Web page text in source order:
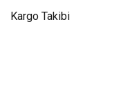
Kargo Takibi